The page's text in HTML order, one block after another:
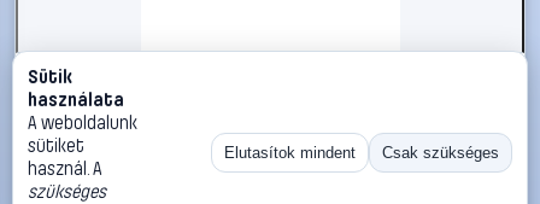
#112304
TOOLCRAFT 112304 Süllyesztett szegecs (Ø x H) 5 mm x
40 mm Acél 250 db
TOOLCRAFT Szegecsek
Sütik
használata
A weboldalunk
sütiket
használ. A
szükséges
Elutasítok mindent Csak szükséges